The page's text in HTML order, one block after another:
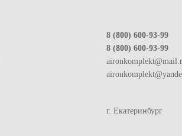
8 (800) 600-93-99
8 (800) 600-93-99
г. Екатеринбург